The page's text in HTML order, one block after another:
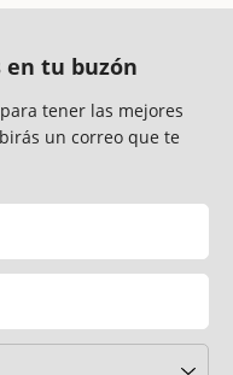
en tu buzón
tener las mejores
un correo que te